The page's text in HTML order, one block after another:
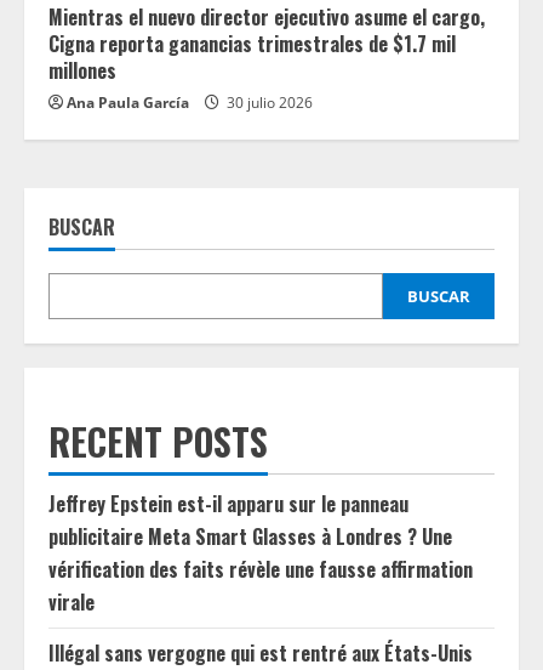
Mientras el nuevo director ejecutivo asume el cargo,
Cigna reporta ganancias trimestrales de $1.7 mil
millones
Ana Paula García 30 julio 2026
BUSCAR
BUSCAR
RECENT POSTS
Jeffrey Epstein est-il apparu sur le panneau
publicitaire Meta Smart Glasses à Londres ? Une
vérification des faits révèle une fausse affirmation
virale
Illégal sans vergogne qui est rentré aux États-Unis